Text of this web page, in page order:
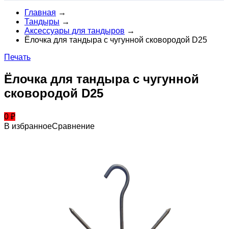
Главная →
Тандыры →
Аксессуары для тандыров →
Ёлочка для тандыра с чугунной сковородой D25
Печать
Ёлочка для тандыра с чугунной
сковородой D25
0 ₽
В избранноеСравнение